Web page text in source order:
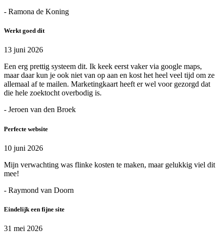
- Ramona de Koning
Werkt goed dit
13 juni 2026
Een erg prettig systeem dit. Ik keek eerst vaker via google maps,
maar daar kun je ook niet van op aan en kost het heel veel tijd om ze
allemaal af te mailen. Marketingkaart heeft er wel voor gezorgd dat
die hele zoektocht overbodig is.
- Jeroen van den Broek
Perfecte website
10 juni 2026
Mijn verwachting was flinke kosten te maken, maar gelukkig viel dit
mee!
- Raymond van Doorn
Eindelijk een fijne site
31 mei 2026